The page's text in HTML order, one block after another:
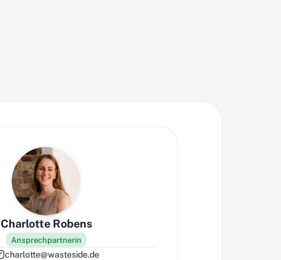
Charlotte Robens
Ansprechpartnerin
charlotte@wasteside.de